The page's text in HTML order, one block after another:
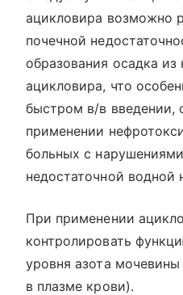
ацикловира возможно
почечной
образования осадка из
ацикловира, что
быстром в/в введении,
применении
больных с
недостаточной водной
При применении
контролировать
уровня азота
в плазме крови).